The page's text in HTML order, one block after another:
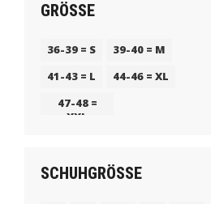
GRÖSSE
36-39 = S
39-40 = M
41-43 = L
44-46 = XL
47-48 =
XXL
SCHUHGRÖSSE